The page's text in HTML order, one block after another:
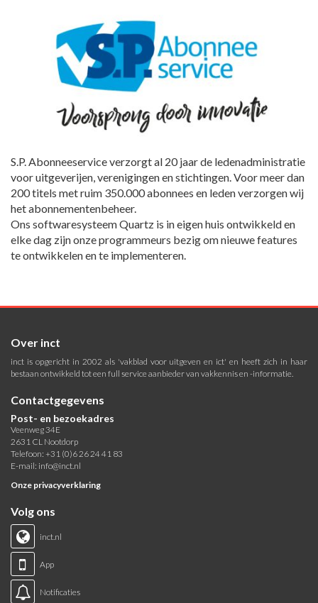
S.P. Abonneeservice verzorgt al 20 jaar de ledenadministratie
voor uitgeverijen, verenigingen en stichtingen. Voor meer dan
200 titels met ruim 350.000 abonnees en leden verzorgen wij
het abonnementenbeheer.
Ons softwaresysteem Quartz is in eigen huis ontwikkeld en
elke dag zijn onze programmeurs bezig om nieuwe features
te ontwikkelen en te implementeren.
Over inct
inct is opgericht in 2002 als 'vakblad voor uitgeven en ict' en heeft zich in haar
bestaan ontwikkeld tot een full service aanbieder van vakkennis en -informatie.
Contactgegevens
Post- en bezoekadres
Veenweg 34E
2631 CL Nootdorp
Telefoon: +31 (0)6 26 24 41 83
E-mail: info@inct.nl
Onze privacyverklaring
Volg ons
inct.nl
App
Notificaties